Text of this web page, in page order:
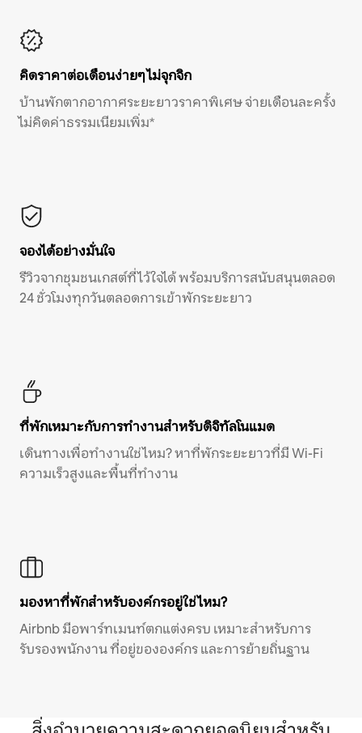
คิดราคาต่อเดือนง่ายๆ ไม่จุกจิก
บ้านพักตากอากาศระยะยาวราคาพิเศษ จ่ายเดือนละครั้ง
ไม่คิดค่าธรรมเนียมเพิ่ม*
จองได้อย่างมั่นใจ
รีวิวจากชุมชนเกสต์ที่ไว้ใจได้ พร้อมบริการสนับสนุนตลอด
24 ชั่วโมงทุกวันตลอดการเข้าพักระยะยาว
ที่พักเหมาะกับการทำงานสำหรับดิจิทัลโนแมด
เดินทางเพื่อทำงานใช่ไหม? หาที่พักระยะยาวที่มี Wi-Fi
ความเร็วสูงและพื้นที่ทำงาน
มองหาที่พักสำหรับองค์กรอยู่ใช่ไหม?
Airbnb มีอพาร์ทเมนท์ตกแต่งครบ เหมาะสำหรับการ
รับรองพนักงาน ที่อยู่ขององค์กร และการย้ายถิ่นฐาน